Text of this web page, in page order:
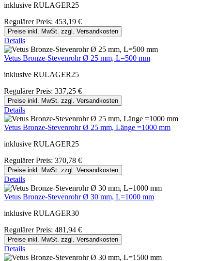
inklusive RULAGER25
Regulärer Preis: 453,19 €
Preise inkl. MwSt. zzgl. Versandkosten
Details
Vetus Bronze-Stevenrohr Ø 25 mm, L=500 mm
inklusive RULAGER25
Regulärer Preis: 337,25 €
Preise inkl. MwSt. zzgl. Versandkosten
Details
Vetus Bronze-Stevenrohr Ø 25 mm, Länge =1000 mm
inklusive RULAGER25
Regulärer Preis: 370,78 €
Preise inkl. MwSt. zzgl. Versandkosten
Details
Vetus Bronze-Stevenrohr Ø 30 mm, L=1000 mm
inklusive RULAGER30
Regulärer Preis: 481,94 €
Preise inkl. MwSt. zzgl. Versandkosten
Details